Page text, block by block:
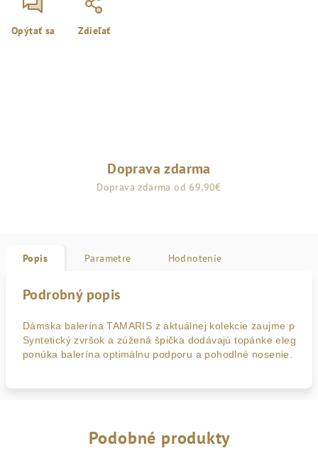
Opýtať sa Zdieľať
Doprava zdarma
Doprava zdarma od 69,90€
Popis Parametre Hodnotenie
Podrobný popis
Dámska balerína TAMARIS z aktuálnej kolekcie zaujme
Syntetický zvršok a zúžená špička dodávajú topánke
ponúka balerína optimálnu podporu a pohodlné nosenie.
Podobné produkty